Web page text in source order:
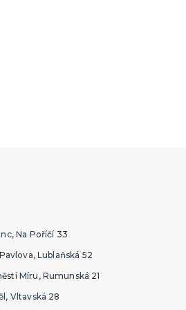
Na Poříčí 33
Lublaňská 52
Míru, Rumunská 21
Vltavská 28